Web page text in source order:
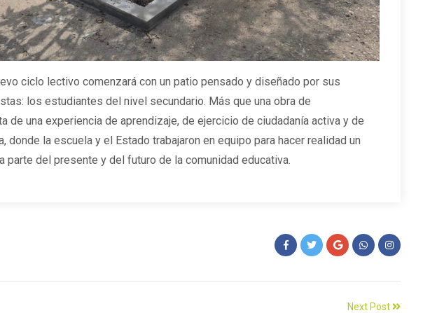
ciclo lectivo comenzará con un patio pensado y diseñado por sus
los estudiantes del nivel secundario. Más que una obra de
de una experiencia de aprendizaje, de ejercicio de ciudadanía activa y de
donde la escuela y el Estado trabajaron en equipo para hacer realidad un
parte del presente y del futuro de la comunidad educativa.
Next Post